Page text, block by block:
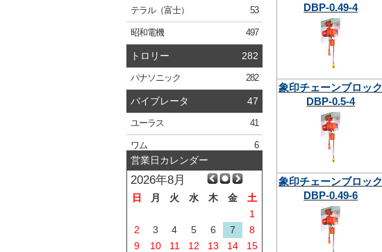
テラル（富士） 53
昭和電機 497
トロリー 282
パナソニック 282
バイブレータ 47
ユーラス 41
ワム 6
営業日カレンダー
2026年8月
日 月 火 水 木 金
土
1
2
3 4 5 6 7
8
9
10 11 12 13 14
15
DBP-0.49-4
象印チェーンブロック
DBP-0.5-4
象印チェーンブロック
DBP-0.49-6